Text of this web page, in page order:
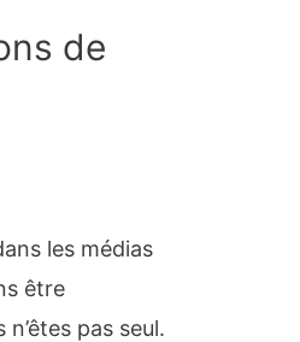
de
les médias
être
pas seul.